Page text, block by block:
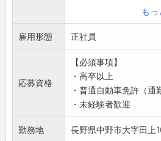
った方も多く活躍して
私たちの多くの仕事は
ます。
個々の作業は手順が決
の現場には多くの種類
しています。
安全なモノづくりがで
ーダーとコミュニケー
をします。
まずは、職場に慣れる
徐々に覚えていただく
心◎◎◎
在籍しているスタッフ
スタートしているので
す！
先輩社員について仕事
りますので安心してく
板金加工会社で溶接に
もっ
雇用形態 正社員
応募資格
【必須事項】
・高卒以上
・普通自動車免許（通
・未経験者歓迎
勤務地 長野県中野市大字田上